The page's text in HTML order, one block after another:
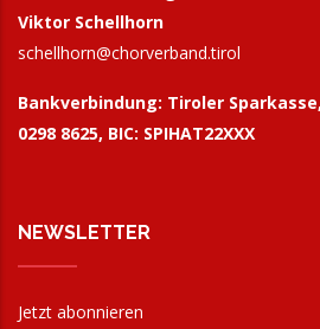
Viktor Schellhorn
schellhorn@chorverband.tirol
Bankverbindung: Tiroler
0298 8625, BIC: SPIHAT22XXX
NEWSLETTER
Jetzt abonnieren